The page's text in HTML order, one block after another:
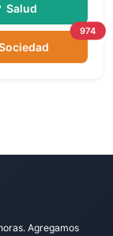
Salud
974
Agregamos